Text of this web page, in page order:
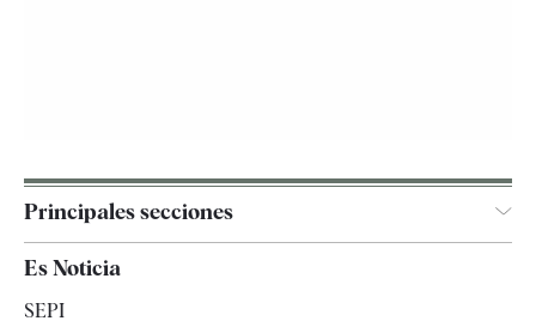
Principales secciones
Es Noticia
SEPI